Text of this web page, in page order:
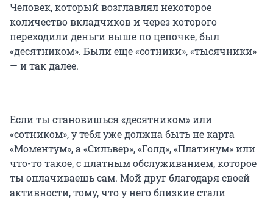
Человек, который возглавлял некоторое
количество вкладчиков и через которого
переходили деньги выше по цепочке, был
«десятником». Были еще «сотники», «тысячники»
— и так далее.
Если ты становишься «десятником» или
«сотником», у тебя уже должна быть не карта
«Моментум», а «Сильвер», «Голд», «Платинум» или
что-то такое, с платным обслуживанием, которое
ты оплачиваешь сам. Мой друг благодаря своей
активности, тому, что у него близкие стали